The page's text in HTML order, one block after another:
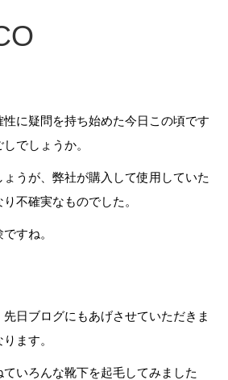
に疑問を持ち始めた今日この頃です
でしょうか。
うが、弊社が購入して使用していた
不確実なものでした。
すね。
日ブログにもあげさせていただきま
ます。
いろんな靴下を起毛してみました